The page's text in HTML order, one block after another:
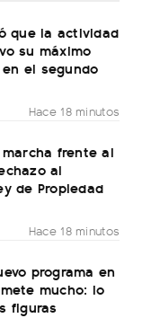
que la actividad
su máximo
el segundo
Hace 18 minutos
frente al
al
de Propiedad
Hace 18 minutos
programa en
mucho: lo
figuras